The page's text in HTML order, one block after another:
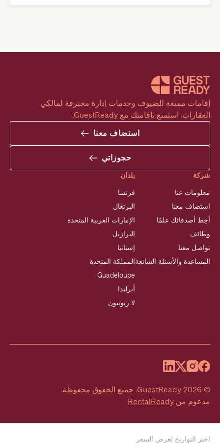
اختر التواريخ لعرض السعر
العقارات. استمتع بإقامتك مع GuestReady.
استضاف معنا
حجوزاتي
شركة
معلومات عنا
استضاف معنا
أحِط أصدقائك علمًا
وظائف
تواصل معنا
المساعدة والأسئلة الشائعة
بلدان
فرنسا
البرتغال
الإمارات العربية المتحدة
البرازيل
إسبانيا
المملكة المتحدة
Guadeloupe
أيرلندا
لا ريونيون
©
2026
GuestReady
. جميع الحقوق محفوظة.
مدعوم من RentalReady